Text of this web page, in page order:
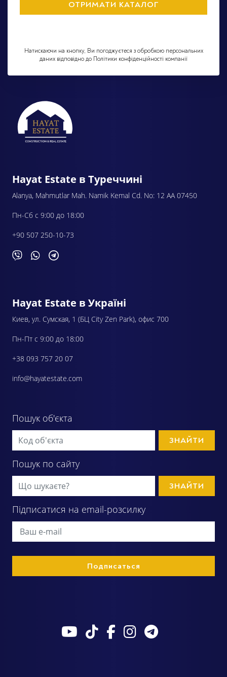
Натискаючи на кнопку, Ви погоджуєтеся з обробкою персональних
даних відповідно до Політики конфіденційності компанії
Hayat Estate в Туреччині
Alanya, Mahmutlar Mah. Namik Kemal Cd. No: 12 AA 07450
Пн-Сб с 9:00 до 18:00
+90 507 250-10-73
Hayat Estate в Україні
Киев, ул. Сумская, 1 (БЦ City Zen Park), офис 700
Пн-Пт с 9:00 до 18:00
+38 093 757 20 07
info@hayatestate.com
Пошук об'єкта
ЗНАЙТИ
Пошук по сайту
ЗНАЙТИ
Підписатися на email-розсилку